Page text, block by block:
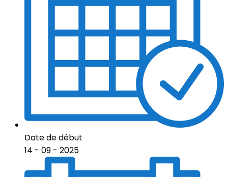
Date de début
14 - 09 - 2025